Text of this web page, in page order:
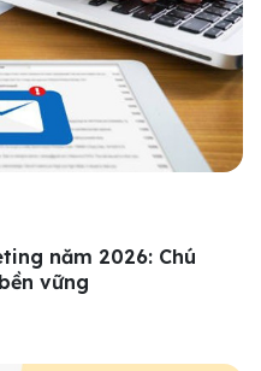
năm 2026: Chú
vững